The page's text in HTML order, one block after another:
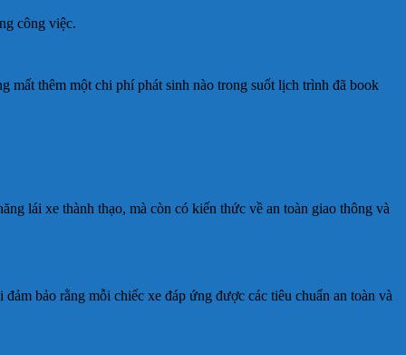
công việc.
mất thêm một chi phí phát sinh nào trong suốt lịch trình đã book
lái xe thành thạo, mà còn có kiến thức về an toàn giao thông và
bảo rằng mỗi chiếc xe đáp ứng được các tiêu chuẩn an toàn và